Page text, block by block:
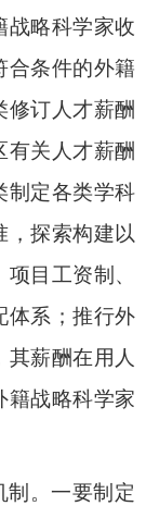
战略科学家收
合条件的外籍
修订人才薪酬
有关人才薪酬
制定各类学科
，探索构建以
目工资制、
体系；推行外
薪酬在用人
籍战略科学家
制。一要制定